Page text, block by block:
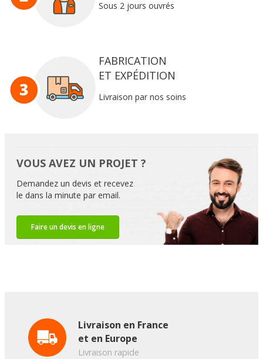
Sous 2 jours ouvrés
FABRICATION
ET EXPÉDITION
Livraison par nos soins
VOUS AVEZ UN PROJET ?
Demandez un devis et recevez
le dans la minute par email.
Faire un devis en ligne
Livraison en France
et en Europe
Livraison rapide